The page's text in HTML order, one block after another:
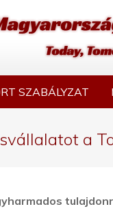
SZABÁLYZAT
a